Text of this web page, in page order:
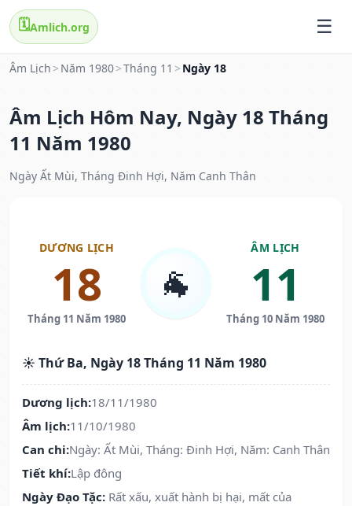
🗓️Amlich.org
Âm Lịch > Năm 1980>Tháng 11 > Ngày 18
Âm Lịch Hôm Nay, Ngày 18 Tháng
11 Năm 1980
Ngày Ất Mùi, Tháng Đinh Hợi, Năm Canh Thân
DƯƠNG LỊCH
18
Tháng 11 Năm 1980
🐐
ÂM LỊCH
11
Tháng 10 Năm 1980
☀️ Thứ Ba, Ngày 18 Tháng 11 Năm 1980
Dương lịch:18/11/1980
Âm lịch:11/10/1980
Can chi:Ngày: Ất Mùi, Tháng: Đinh Hợi, Năm: Canh Thân
Tiết khí:Lập đông
Ngày Đạo Tặc: Rất xấu, xuất hành bị hại, mất của